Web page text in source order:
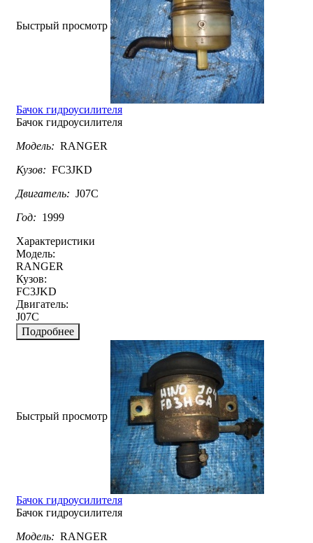
Быстрый просмотр
Бачок гидроусилителя
Бачок гидроусилителя
Модель: RANGER
Кузов: FC3JKD
Двигатель: J07C
Год: 1999
Характеристики
Модель:
RANGER
Кузов:
FC3JKD
Двигатель:
J07C
Подробнее
Быстрый просмотр
Бачок гидроусилителя
Бачок гидроусилителя
Модель: RANGER